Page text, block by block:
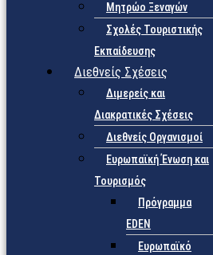
Μητρώο Ξεναγών
Σχολές Τουριστικής
Εκπαίδευσης
Διεθνείς Σχέσεις
Διμερείς και
Διακρατικές Σχέσεις
Διεθνείς Οργανισμοί
Ευρωπαϊκή Ένωση και
Τουρισμός
Πρόγραμμα
EDEN
Ευρωπαϊκό